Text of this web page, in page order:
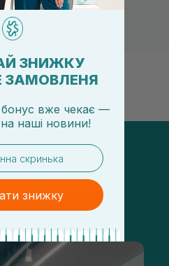
в Instagram
ЗНИЖКУ
ЗАМОВЛЕНЯ
бонус вже чекає —
на наші новини!
знижку